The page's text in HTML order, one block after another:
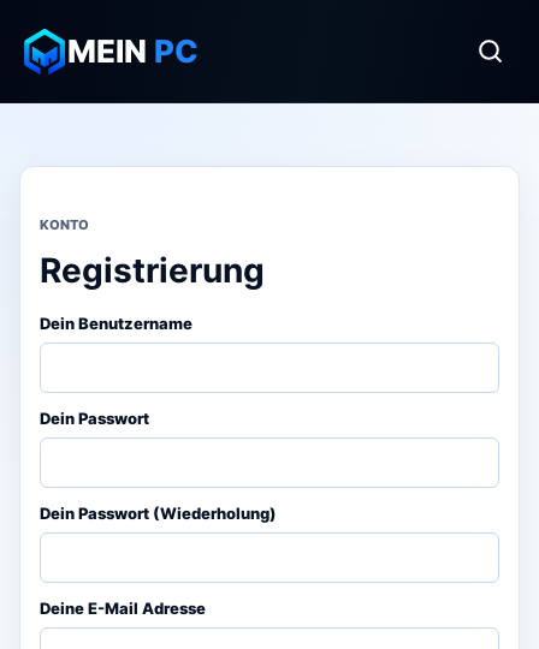
MEIN PC
KONTO
Registrierung
Dein Benutzername
Dein Passwort
Dein Passwort (Wiederholung)
Deine E-Mail Adresse